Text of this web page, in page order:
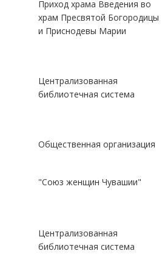
Приход храма Введения во
храм Пресвятой Богородицы
и Приснодевы Марии
Централизованная
библиотечная система
Общественная организация
"Союз женщин Чувашии"
Централизованная
библиотечная система